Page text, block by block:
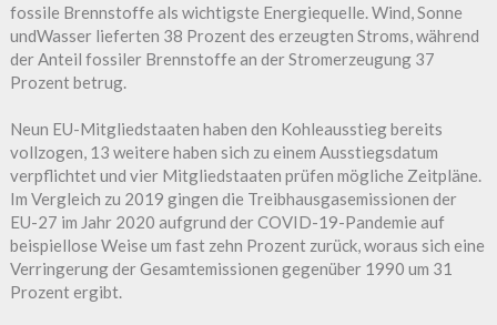
fossile Brennstoffe als wichtigste Energiequelle. Wind, Sonne
undWasser lieferten 38 Prozent des erzeugten Stroms, während
der Anteil fossiler Brennstoffe an der Stromerzeugung 37
Prozent betrug.
Neun EU-Mitgliedstaaten haben den Kohleausstieg bereits
vollzogen, 13 weitere haben sich zu einem Ausstiegsdatum
verpflichtet und vier Mitgliedstaaten prüfen mögliche Zeitpläne.
Im Vergleich zu 2019 gingen die Treibhausgasemissionen der
EU-27 im Jahr 2020 aufgrund der COVID-19-Pandemie auf
beispiellose Weise um fast zehn Prozent zurück, woraus sich eine
Verringerung der Gesamtemissionen gegenüber 1990 um 31
Prozent ergibt.